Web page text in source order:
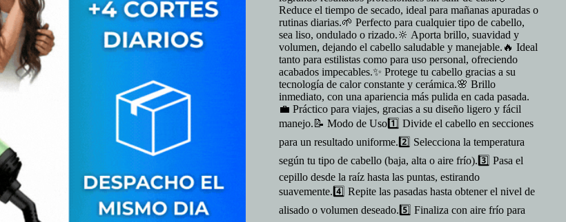
Reduce el tiempo de secado, ideal para mañanas apuradas o
rutinas diarias.🌱 Perfecto para cualquier tipo de cabello,
sea liso, ondulado o rizado.🔆 Aporta brillo, suavidad y
volumen, dejando el cabello saludable y manejable.🔥 Ideal
tanto para estilistas como para uso personal, ofreciendo
acabados impecables.✨ Protege tu cabello gracias a su
tecnología de calor constante y cerámica.🌸 Brillo
inmediato, con una apariencia más pulida en cada pasada.
💼 Práctico para viajes, gracias a su diseño ligero y fácil
manejo.📝 Modo de Uso1️⃣ Divide el cabello en secciones
para un resultado uniforme.2️⃣ Selecciona la temperatura
según tu tipo de cabello (baja, alta o aire frío).3️⃣ Pasa el
cepillo desde la raíz hasta las puntas, estirando
suavemente.4️⃣ Repite las pasadas hasta obtener el nivel de
alisado o volumen deseado.5️⃣ Finaliza con aire frío para